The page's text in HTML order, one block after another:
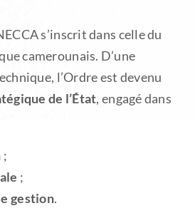
s’inscrit dans celle du
camerounais. D’une
l’Ordre est devenu
de l’État, engagé dans
;
;
gestion.